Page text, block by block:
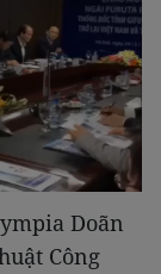
Doãn
Công